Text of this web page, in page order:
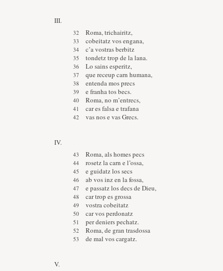
III.
Roma, trichairitz,
cobeitatz vos engana,
c’a vostras berbitz
tondetz trop de la lana.
Lo sains esperitz,
que receup carn humana,
entenda mos precs
e franha tos becs.
Roma, no m’entrecs,
car es falsa e trafana
vas nos e vas Grecs.
IV.
Roma, als homes pecs
rosetz la carn e l’ossa,
e guidatz los secs
ab vos inz en la fossa,
e passatz los decs de Dieu,
car trop es grossa
vostra cobeitatz
car vos perdonatz
per deniers pechatz.
Roma, de gran trasdossa
de mal vos cargatz.
V.